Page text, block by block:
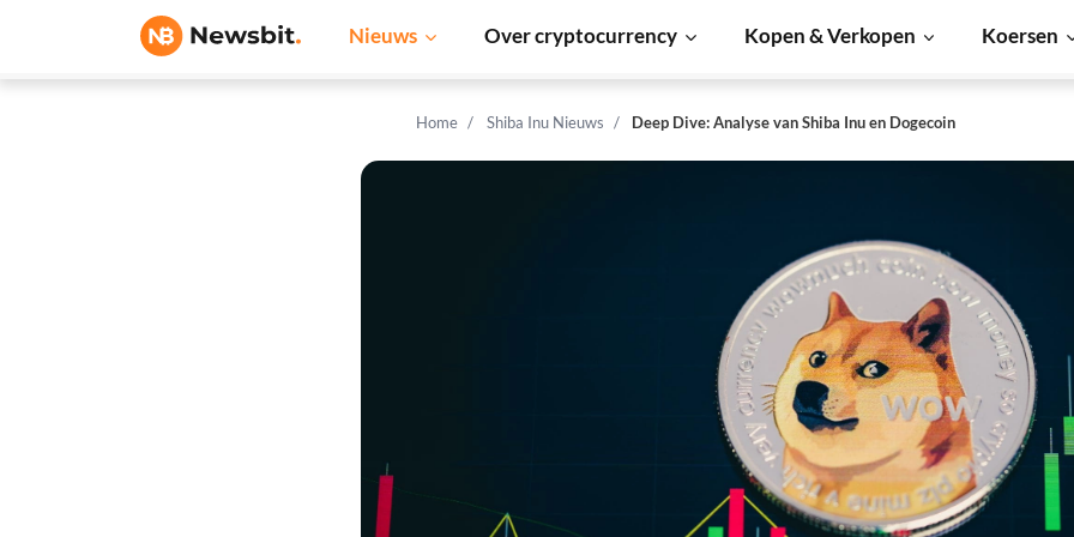
Nieuws Over cryptocurrency Kopen & Verkopen Koersen
Home Shiba Inu Nieuws Deep Dive: Analyse van Shiba Inu en Dogecoin